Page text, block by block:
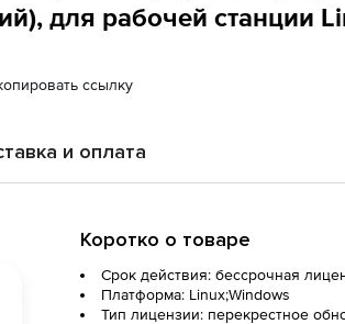
для рабочей станции
станции Windows
ссылку
и оплата
Коротко о товаре
Срок действия: бессрочная
Платформа: Linux;Windows
Тип лицензии: перекрестное